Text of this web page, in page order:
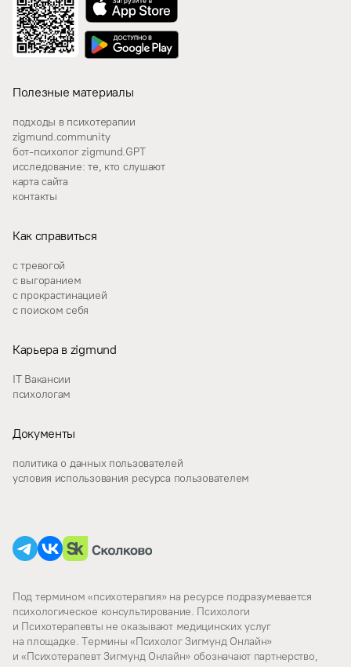
Полезные материалы
подходы в психотерапии
zigmund.community
бот-психолог zigmund.GPT
исследование: те, кто слушают
карта сайта
контакты
Как справиться
с тревогой
с выгоранием
с прокрастинацией
с поиском себя
Карьера в zigmund
IT Вакансии
психологам
Документы
политика о данных пользователей
условия использования ресурса пользователем
Под термином «психотерапия» на ресурсе подразумевается
психологическое консультирование. Психологи
и Психотерапевты не оказывают медицинских услуг
на площадке. Термины «Психолог Зигмунд Онлайн»
и «Психотерапевт Зигмунд Онлайн» обозначают партнерство,